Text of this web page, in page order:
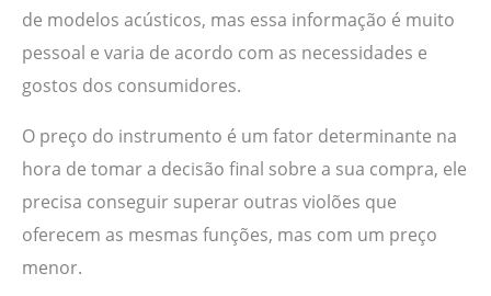
de modelos acústicos, mas essa informação é muito
pessoal e varia de acordo com as necessidades e
gostos dos consumidores.
O preço do instrumento é um fator determinante na
hora de tomar a decisão final sobre a sua compra, ele
precisa conseguir superar outras violões que
oferecem as mesmas funções, mas com um preço
menor.